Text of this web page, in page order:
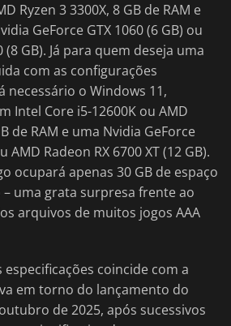
Ryzen 3 3300X, 8 GB de RAM e
GeForce GTX 1060 (6 GB) ou
(8 GB). Já para quem deseja uma
com as configurações
necessário o Windows 11,
Intel Core i5-12600K ou AMD
de RAM e uma Nvidia GeForce
AMD Radeon RX 6700 XT (12 GB).
ocupará apenas 30 GB de espaço
uma grata surpresa frente ao
arquivos de muitos jogos AAA
especificações coincide com a
em torno do lançamento do
de 2025, após sucessivos